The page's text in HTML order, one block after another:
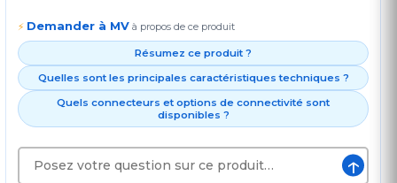
⚡ Demander à MV à propos de ce produit
Résumez ce produit ?
Quelles sont les principales caractéristiques techniques ?
Quels connecteurs et options de connectivité sont
disponibles ?
↑